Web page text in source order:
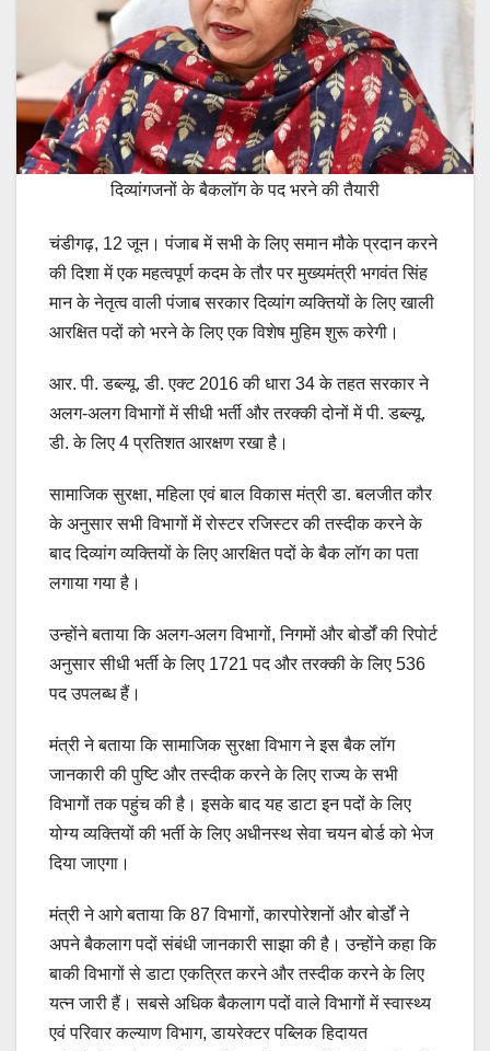
दिव्यांगजनों के बैकलॉग के पद भरने की तैयारी
चंडीगढ़, 12 जून। पंजाब में सभी के लिए समान मौके प्रदान करने
की दिशा में एक महत्वपूर्ण कदम के तौर पर मुख्यमंत्री भगवंत सिंह
मान के नेतृत्व वाली पंजाब सरकार दिव्यांग व्यक्तियों के लिए खाली
आरक्षित पदों को भरने के लिए एक विशेष मुहिम शुरू करेगी।
आर. पी. डब्ल्यू. डी. एक्ट 2016 की धारा 34 के तहत सरकार ने
अलग-अलग विभागों में सीधी भर्ती और तरक्की दोनों में पी. डब्ल्यू.
डी. के लिए 4 प्रतिशत आरक्षण रखा है।
सामाजिक सुरक्षा, महिला एवं बाल विकास मंत्री डा. बलजीत कौर
के अनुसार सभी विभागों में रोस्टर रजिस्टर की तस्दीक करने के
बाद दिव्यांग व्यक्तियों के लिए आरक्षित पदों के बैक लॉग का पता
लगाया गया है।
उन्होंने बताया कि अलग-अलग विभागों, निगमों और बोर्डों की रिपोर्ट
अनुसार सीधी भर्ती के लिए 1721 पद और तरक्की के लिए 536
पद उपलब्ध हैं।
मंत्री ने बताया कि सामाजिक सुरक्षा विभाग ने इस बैक लॉग
जानकारी की पुष्टि और तस्दीक करने के लिए राज्य के सभी
विभागों तक पहुंच की है। इसके बाद यह डाटा इन पदों के लिए
योग्य व्यक्तियों की भर्ती के लिए अधीनस्थ सेवा चयन बोर्ड को भेज
दिया जाएगा।
मंत्री ने आगे बताया कि 87 विभागों, कारपोरेशनों और बोर्डों ने
अपने बैकलाग पदों संबंधी जानकारी साझा की है। उन्होंने कहा कि
बाकी विभागों से डाटा एकत्रित करने और तस्दीक करने के लिए
यत्न जारी हैं। सबसे अधिक बैकलाग पदों वाले विभागों में स्वास्थ्य
एवं परिवार कल्याण विभाग, डायरेक्टर पब्लिक हिदायत